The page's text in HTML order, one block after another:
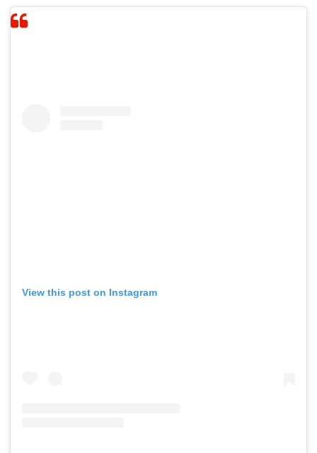
View this post on Instagram